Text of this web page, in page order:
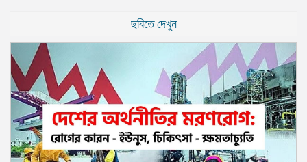
গ্যালারি
বিএনপি-
জামায়াত
সহিংসতা
সংগঠন
নির্বাচনী
ছবিতে দেখুন